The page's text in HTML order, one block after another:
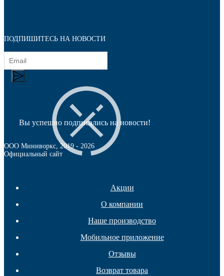
Регулируемые опоры
ПОДПИШИТЕСЬ НА НОВОСТИ
Вы успешно подписались на новости!
ООО Миниворкс, 2019 - 2026
Официальный сайт
Акции
О компании
Наше производство
Мобильное приложение
Отзывы
Возврат товара